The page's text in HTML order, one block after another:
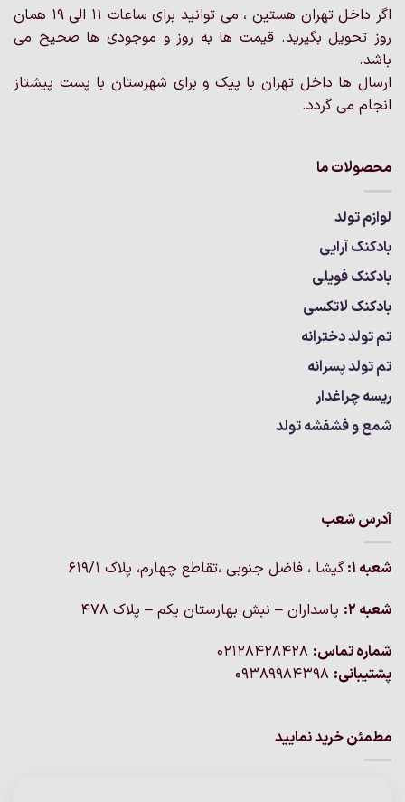
محصول
انتخاب
شوند
اگر داخل تهران هستین ، می توانید برای ساعات 11 الی 19 همان
روز تحویل بگیرید. قیمت ها به روز و موجودی ها صحیح می
باشد.
ارسال ها داخل تهران با پیک و برای شهرستان با پست پیشتاز
انجام می گردد.
محصولات ما
لوازم تولد
بادکنک آرایی
بادکنک فویلی
بادکنک لاتکسی
تم تولد دخترانه
تم تولد پسرانه
ریسه چراغدار
شمع و فشفشه تولد
آدرس شعب
شعبه 1:
گيشا ، فاضل جنوبی ،تقاطع چهارم، پلاک 619/1
شعبه 2:
پاسداران – نبش بهارستان یکم – پلاک ۴۷۸
شماره تماس:
پشتیبانی:
مطمئن خرید نمایید